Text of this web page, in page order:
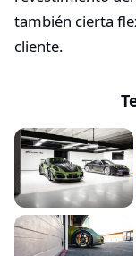
también cierta
cliente.